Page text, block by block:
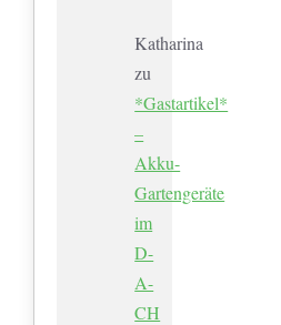
Katharina
zu
*Gastartikel*
–
Akku-
Gartengeräte
im
D-
A-
CH